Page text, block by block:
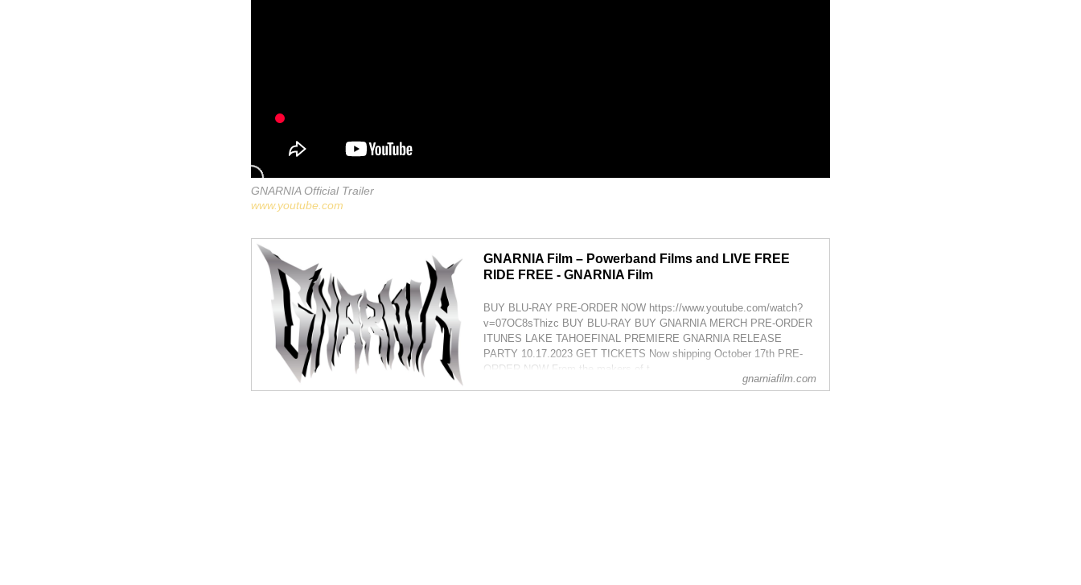
GNARNIA Official Trailer
www.youtube.com
GNARNIA Film – Powerband Films and LIVE FREE
RIDE FREE - GNARNIA Film
BUY BLU-RAY PRE-ORDER NOW https://www.youtube.com/watch?
v=07OC8sThizc BUY BLU-RAY BUY GNARNIA MERCH PRE-ORDER
ITUNES LAKE TAHOEFINAL PREMIERE GNARNIA RELEASE
PARTY 10.17.2023 GET TICKETS Now shipping October 17th PRE-
ORDER NOW From the makers of t...
gnarniafilm.com